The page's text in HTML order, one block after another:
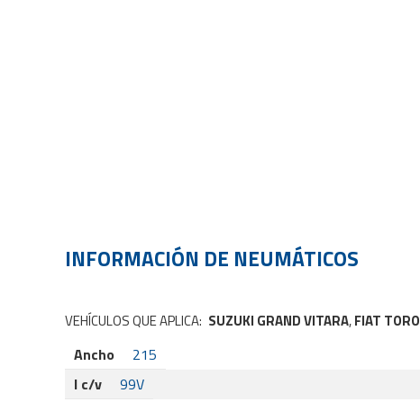
INFORMACIÓN DE NEUMÁTICOS
VEHÍCULOS QUE APLICA: SUZUKI GRAND VITARA,FIAT TORO
Ancho
215
I c/v
99V